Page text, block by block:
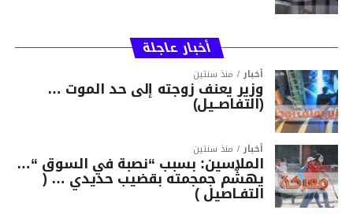
أخبار عاجلة
أخبار منذ سنتين
وزير يعنف زوجته إلى حد الموت …
(التفاصــيل)
أخبار منذ سنتين
الملاسين: بسبب “نصبة في السوق “…
يهشّم جمجمته بقضيب حديدي … (
التفـاصيل )